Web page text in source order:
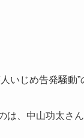
いじめ告発騒動
は、中山功太さ